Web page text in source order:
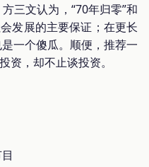
三文认为，“70年归零”和
发展的主要保证；在更长
一个傻瓜。顺便，推荐一
资，却不止谈投资。